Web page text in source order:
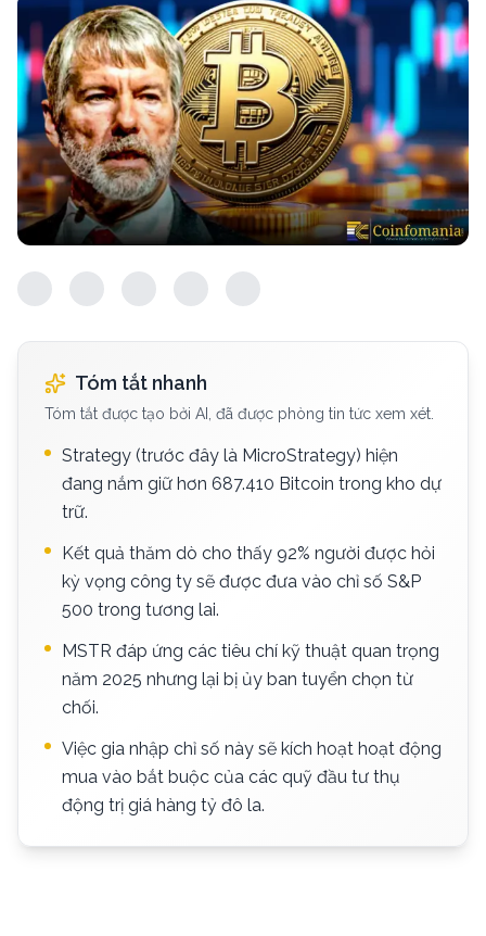
Tóm tắt nhanh
Tóm tắt được tạo bởi AI, đã được phòng tin tức xem xét.
Strategy (trước đây là MicroStrategy) hiện
đang nắm giữ hơn 687.410 Bitcoin trong kho dự
trữ.
Kết quả thăm dò cho thấy 92% người được hỏi
kỳ vọng công ty sẽ được đưa vào chỉ số S&P
500 trong tương lai.
MSTR đáp ứng các tiêu chí kỹ thuật quan trọng
năm 2025 nhưng lại bị ủy ban tuyển chọn từ
chối.
Việc gia nhập chỉ số này sẽ kích hoạt hoạt động
mua vào bắt buộc của các quỹ đầu tư thụ
động trị giá hàng tỷ đô la.